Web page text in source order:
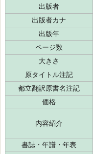
出版者
出版者カナ
出版年
ページ数
大きさ
原タイトル注記
都立翻訳原書名注記
価格
内容紹介
書誌・年譜・年表